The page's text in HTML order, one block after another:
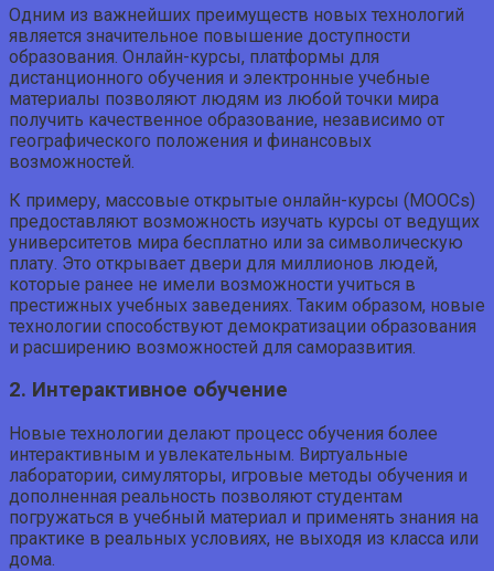
Одним из важнейших преимуществ новых технологий
является значительное повышение доступности
образования. Онлайн-курсы, платформы для
дистанционного обучения и электронные учебные
материалы позволяют людям из любой точки мира
получить качественное образование, независимо от
географического положения и финансовых
возможностей.
К примеру, массовые открытые онлайн-курсы (MOOCs)
предоставляют возможность изучать курсы от ведущих
университетов мира бесплатно или за символическую
плату. Это открывает двери для миллионов людей,
которые ранее не имели возможности учиться в
престижных учебных заведениях. Таким образом, новые
технологии способствуют демократизации образования
и расширению возможностей для саморазвития.
2. Интерактивное обучение
Новые технологии делают процесс обучения более
интерактивным и увлекательным. Виртуальные
лаборатории, симуляторы, игровые методы обучения и
дополненная реальность позволяют студентам
погружаться в учебный материал и применять знания на
практике в реальных условиях, не выходя из класса или
дома.